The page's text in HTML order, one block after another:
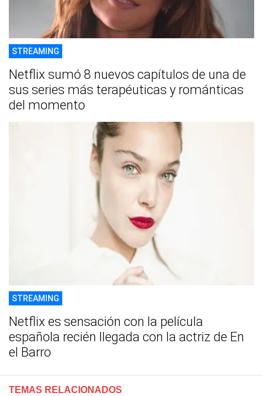
STREAMING
Netflix sumó 8 nuevos capítulos de una de
sus series más terapéuticas y románticas
del momento
STREAMING
Netflix es sensación con la película
española recién llegada con la actriz de En
el Barro
TEMAS RELACIONADOS